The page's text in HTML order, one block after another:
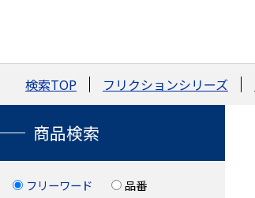
検索TOP フリクションシリーズ
商品検索
フリーワード
品番